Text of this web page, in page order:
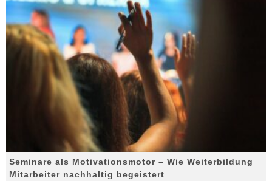
Seminare als Motivationsmotor – Wie Weiterbildung
Mitarbeiter nachhaltig begeistert